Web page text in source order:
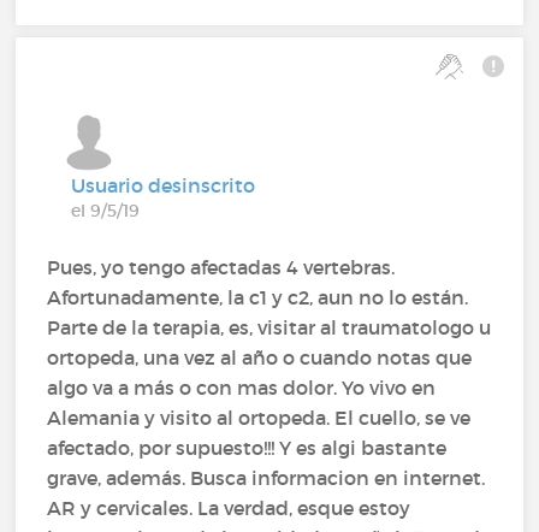
Usuario desinscrito
el 9/5/19
Pues, yo tengo afectadas 4 vertebras.
Afortunadamente, la c1 y c2, aun no lo están.
Parte de la terapia, es, visitar al traumatologo u
ortopeda, una vez al año o cuando notas que
algo va a más o con mas dolor. Yo vivo en
Alemania y visito al ortopeda. El cuello, se ve
afectado, por supuesto!!! Y es algi bastante
grave, además. Busca informacion en internet.
AR y cervicales. La verdad, esque estoy